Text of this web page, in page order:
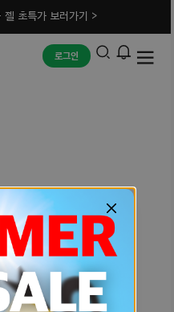
초특가 보러가기 >
로그인
에러입니다.